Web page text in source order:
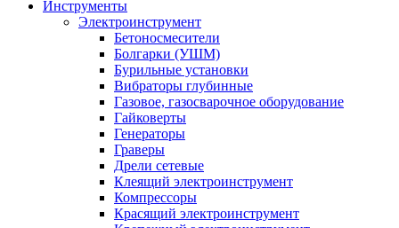
Инструменты
Электроинструмент
Бетоносмесители
Болгарки (УШМ)
Бурильные установки
Вибраторы глубинные
Газовое, газосварочное оборудование
Гайковерты
Генераторы
Граверы
Дрели сетевые
Клеящий электроинструмент
Компрессоры
Красящий электроинструмент